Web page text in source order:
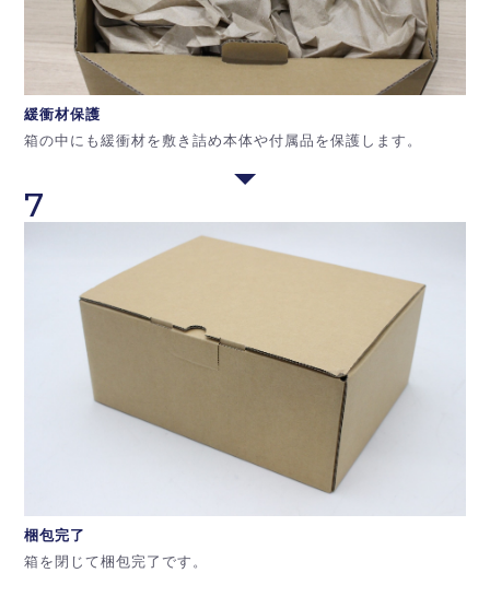
緩衝材保護
箱の中にも緩衝材を敷き詰め本体や付属品を保護します。
7
梱包完了
箱を閉じて梱包完了です。